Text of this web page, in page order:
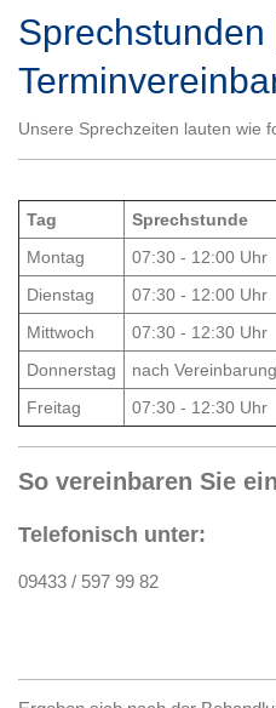
Sprechstunden
Unsere Sprechzeiten lauten wie
Tag Sprechstunde
Montag
07:30 - 12:00 Uhr
Dienstag
07:30 - 12:00 Uhr
Mittwoch
07:30 - 12:30 Uhr
Donnerstag
nach Vereinbarung
Freitag
07:30 - 12:30 Uhr
So vereinbaren Sie
Telefonisch unter:
09433 / 597 99 82